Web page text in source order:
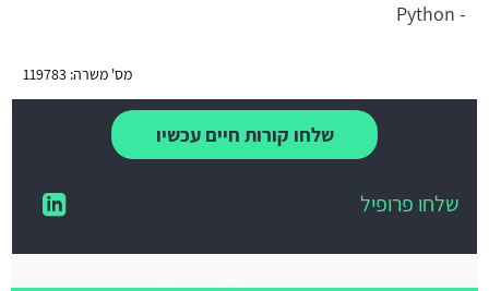
- Python
מס' משרה: 119783
שלחו קורות חיים עכשיו
שלחו פרופיל